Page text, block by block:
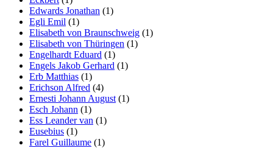
Edwards Jonathan (1)
Egli Emil (1)
Elisabeth von Braunschweig (1)
Elisabeth von Thüringen (1)
Engelhardt Eduard (1)
Engels Jakob Gerhard (1)
Erb Matthias (1)
Erichson Alfred (4)
Ernesti Johann August (1)
Esch Johann (1)
Ess Leander van (1)
Eusebius (1)
Farel Guillaume (1)